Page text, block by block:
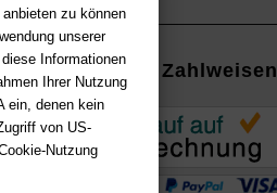
zu können
unserer
Informationen
Ihrer Nutzung
ein, denen kein
von US-
Nutzung
mit
Zahlweisen